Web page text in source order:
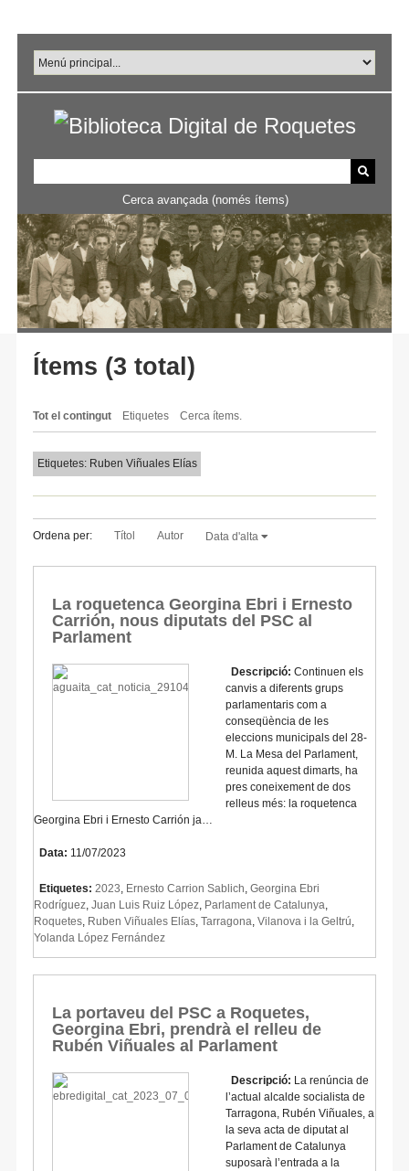
principal
Cerca avançada (només ítems)
Ítems (3 total)
Tot el contingut Etiquetes Cerca ítems.
Etiquetes: Ruben Viñuales Elías
Ordena per: Títol Autor Data d'alta
La roquetenca Georgina Ebri i Ernesto
Carrión, nous diputats del PSC al
Parlament
Descripció: Continuen els
canvis a diferents grups
parlamentaris com a
conseqüència de les
eleccions municipals del 28-
M. La Mesa del Parlament,
reunida aquest dimarts, ha
pres coneixement de dos
relleus més: la roquetenca
Georgina Ebri i Ernesto Carrión ja…
Data: 11/07/2023
Etiquetes: 2023 Ernesto Carrion Sablich Georgina Ebri
Rodríguez Juan Luis Ruiz López Parlament de Catalunya
Roquetes Ruben Viñuales Elías Tarragona Vilanova i la Geltrú
Yolanda López Fernández
La portaveu del PSC a Roquetes,
Georgina Ebri, prendrà el relleu de
Rubén Viñuales al Parlament
Descripció: La renúncia de
l’actual alcalde socialista de
Tarragona, Rubén Viñuales, a
la seva acta de diputat al
Parlament de Catalunya
suposarà l’entrada a la